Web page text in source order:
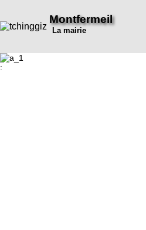
Montfermeil
La mairie
: